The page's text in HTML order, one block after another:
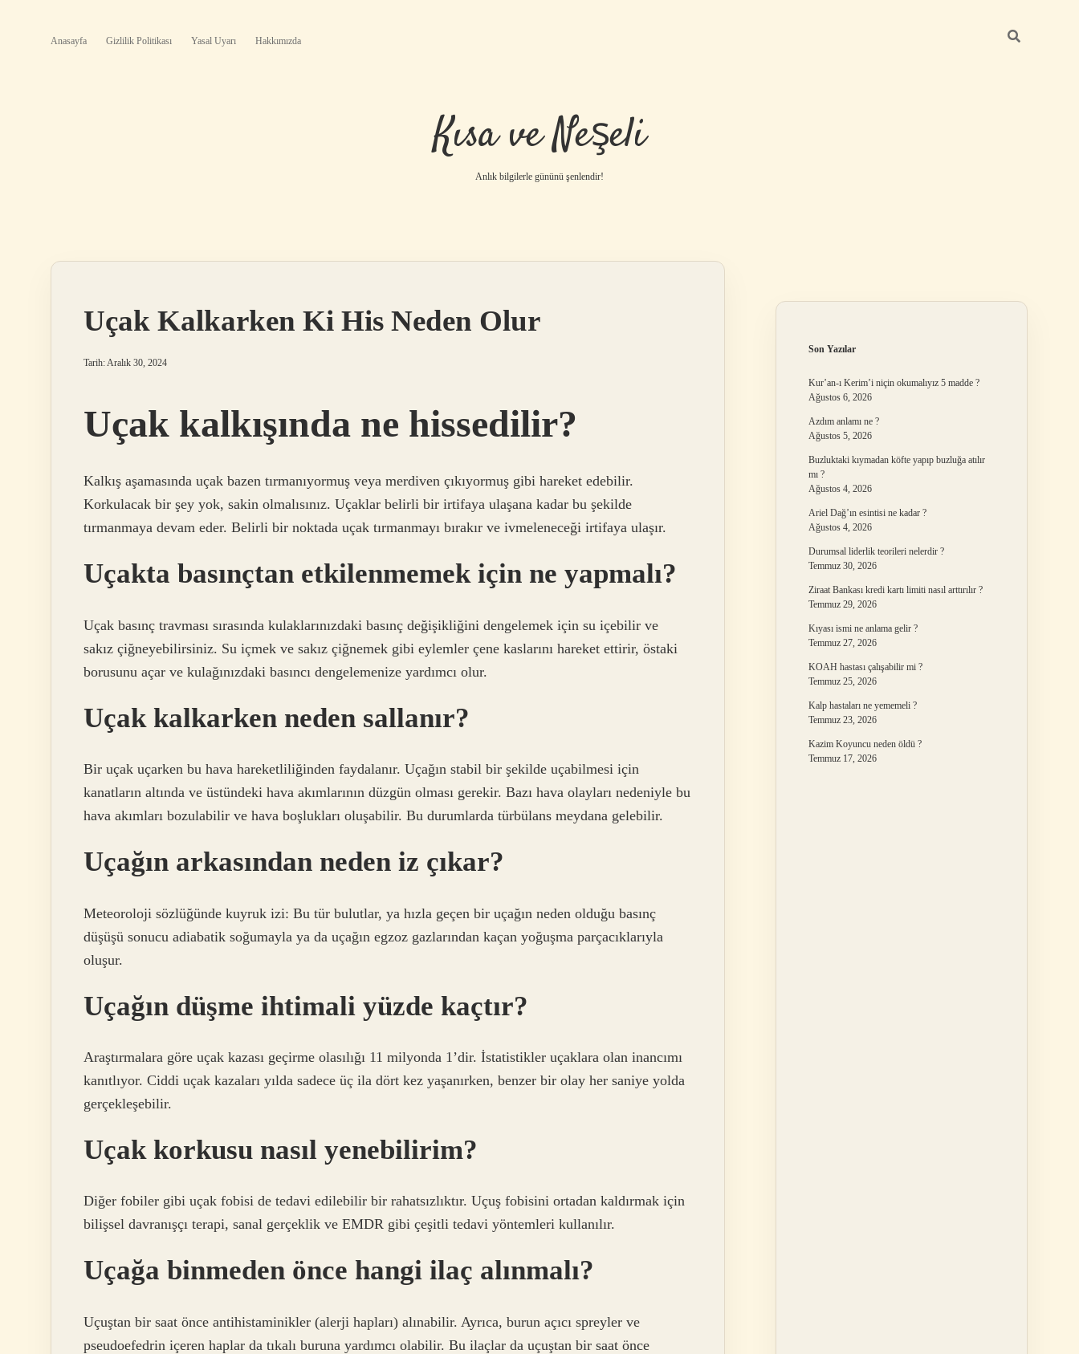
Anasayfa Gizlilik Politikası Yasal Uyarı Hakkımızda
Kısa ve Neşeli
Anlık bilgilerle gününü şenlendir!
Uçak Kalkarken Ki His Neden Olur
Tarih: Aralık 30, 2024
Uçak kalkışında ne hissedilir?
Kalkış aşamasında uçak bazen tırmanıyormuş veya merdiven çıkıyormuş gibi hareket edebilir.
Korkulacak bir şey yok, sakin olmalısınız. Uçaklar belirli bir irtifaya ulaşana kadar bu şekilde
tırmanmaya devam eder. Belirli bir noktada uçak tırmanmayı bırakır ve ivmeleneceği irtifaya ulaşır.
Uçakta basınçtan etkilenmemek için ne yapmalı?
Uçak basınç travması sırasında kulaklarınızdaki basınç değişikliğini dengelemek için su içebilir ve
sakız çiğneyebilirsiniz. Su içmek ve sakız çiğnemek gibi eylemler çene kaslarını hareket ettirir, östaki
borusunu açar ve kulağınızdaki basıncı dengelemenize yardımcı olur.
Uçak kalkarken neden sallanır?
Bir uçak uçarken bu hava hareketliliğinden faydalanır. Uçağın stabil bir şekilde uçabilmesi için
kanatların altında ve üstündeki hava akımlarının düzgün olması gerekir. Bazı hava olayları nedeniyle bu
hava akımları bozulabilir ve hava boşlukları oluşabilir. Bu durumlarda türbülans meydana gelebilir.
Uçağın arkasından neden iz çıkar?
Meteoroloji sözlüğünde kuyruk izi: Bu tür bulutlar, ya hızla geçen bir uçağın neden olduğu basınç
düşüşü sonucu adiabatik soğumayla ya da uçağın egzoz gazlarından kaçan yoğuşma parçacıklarıyla
oluşur.
Uçağın düşme ihtimali yüzde kaçtır?
Araştırmalara göre uçak kazası geçirme olasılığı 11 milyonda 1’dir. İstatistikler uçaklara olan inancımı
kanıtlıyor. Ciddi uçak kazaları yılda sadece üç ila dört kez yaşanırken, benzer bir olay her saniye yolda
gerçekleşebilir.
Uçak korkusu nasıl yenebilirim?
Diğer fobiler gibi uçak fobisi de tedavi edilebilir bir rahatsızlıktır. Uçuş fobisini ortadan kaldırmak için
bilişsel davranışçı terapi, sanal gerçeklik ve EMDR gibi çeşitli tedavi yöntemleri kullanılır.
Uçağa binmeden önce hangi ilaç alınmalı?
Uçuştan bir saat önce antihistaminikler (alerji hapları) alınabilir. Ayrıca, burun açıcı spreyler ve
pseudoefedrin içeren haplar da tıkalı buruna yardımcı olabilir. Bu ilaçlar da uçuştan bir saat önce
Son Yazılar
Kur’an-ı Kerim’i niçin okumalıyız 5 madde ?
Ağustos 6, 2026
Azdım anlamı ne ?
Ağustos 5, 2026
Buzluktaki kıymadan köfte yapıp buzluğa atılır
mı ?
Ağustos 4, 2026
Ariel Dağ’ın esintisi ne kadar ?
Ağustos 4, 2026
Durumsal liderlik teorileri nelerdir ?
Temmuz 30, 2026
Ziraat Bankası kredi kartı limiti nasıl arttırılır ?
Temmuz 29, 2026
Kıyası ismi ne anlama gelir ?
Temmuz 27, 2026
KOAH hastası çalışabilir mi ?
Temmuz 25, 2026
Kalp hastaları ne yememeli ?
Temmuz 23, 2026
Kazim Koyuncu neden öldü ?
Temmuz 17, 2026